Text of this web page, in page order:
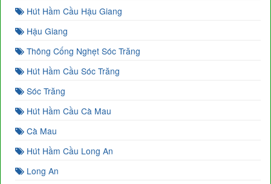
Hút Hầm Cầu Hậu Giang
Hậu Giang
Thông Cống Nghẹt Sóc Trăng
Hút Hầm Cầu Sóc Trăng
Sóc Trăng
Hút Hầm Cầu Cà Mau
Cà Mau
Hút Hầm Cầu Long An
Long An